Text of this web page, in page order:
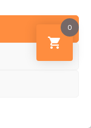
0